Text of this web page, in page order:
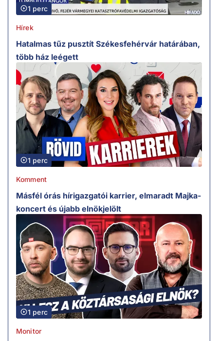
1 perc
Hírek
Hatalmas tűz pusztít Székesfehérvár határában,
több ház leégett
1 perc
Komment
Másfél órás hírigazgatói karrier, elmaradt Majka-
koncert és újabb elnökjelölt
1 perc
Monitor